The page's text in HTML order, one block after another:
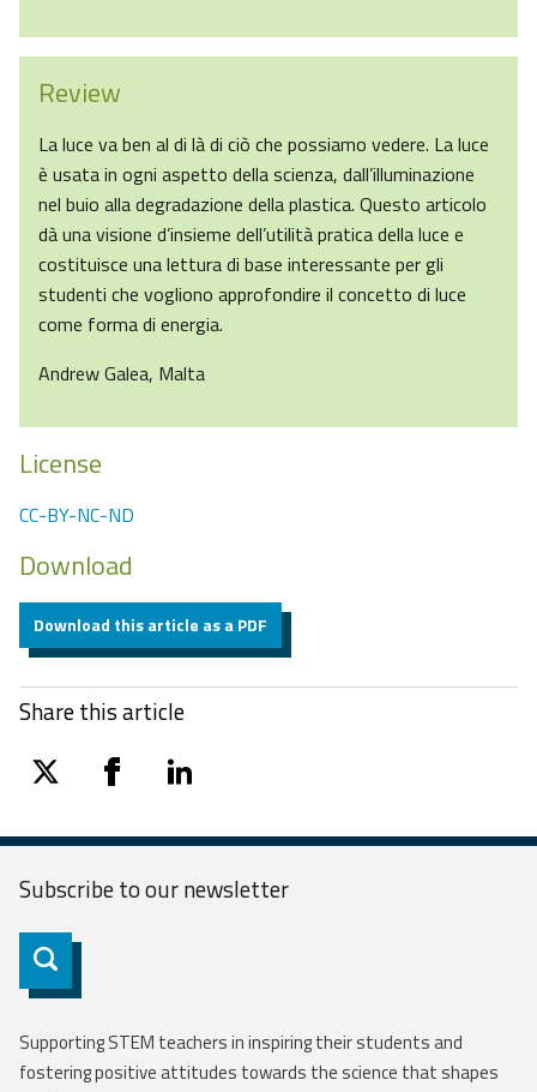
Review
La luce va ben al di là di ciò che possiamo vedere. La luce
è usata in ogni aspetto della scienza, dall’illuminazione
nel buio alla degradazione della plastica. Questo articolo
dà una visione d’insieme dell’utilità pratica della luce e
costituisce una lettura di base interessante per gli
studenti che vogliono approfondire il concetto di luce
come forma di energia.
Andrew Galea, Malta
License
CC-BY-NC-ND
Download
Download this article as a PDF
Share this article
twitter facebooklinkedin
Subscribe to ournewsletter
Subscribe
Supporting STEM teachers in inspiring their students and
fostering positive attitudes towards the science that shapes